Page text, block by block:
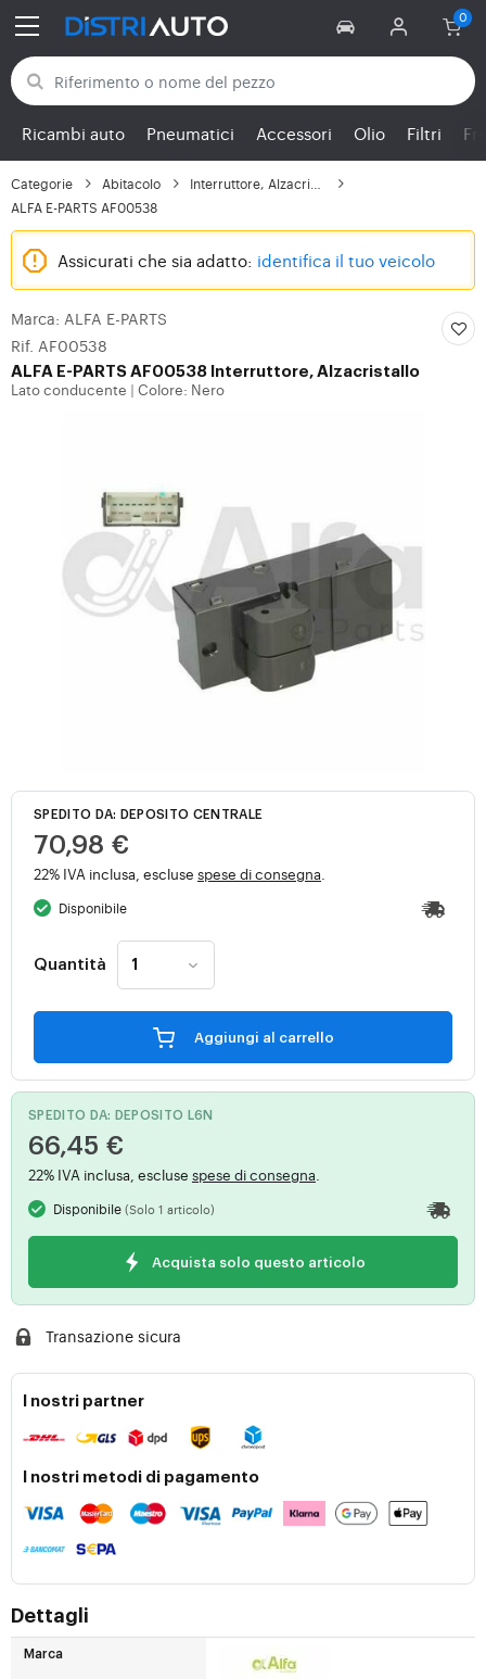
Torna alle categorie
Ricambi auto Pneumatici Accessori Olio Filtri
Categorie Abitacolo
ALFA E-PARTS AF00538
Assicurati che sia adatto: identifica il tuo veicolo
Marca: ALFA E-PARTS
Rif. AF00538
ALFA E-PARTS AF00538 Interruttore, Alzacristallo
Lato conducente Colore: Nero
SPEDITO DA: DEPOSITO CENTRALE
70,98 €
22% IVA inclusa, escluse spese di consegna
Disponibile
Quantità
Aggiungi al carrello
SPEDITO DA: DEPOSITO L6N
66,45 €
22% IVA inclusa, escluse spese di consegna
Disponibile(Solo 1 articolo)
Acquista solo questo articolo
Transazione sicura
I nostri partner
I nostri metodi di pagamento
Dettagli
Marca